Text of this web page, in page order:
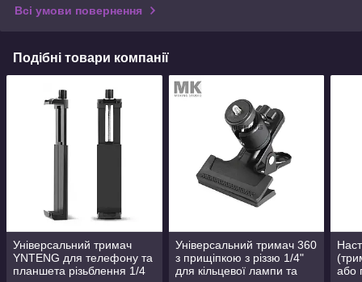
Всі умови повернення
Подібні товари компанії
Універсальний тримач
YNTENG для телефону та
планшета різьблення 1/4
Універсальний тримач 360
з прищіпкою з різзю 1/4"
для кільцевої лампи та
або